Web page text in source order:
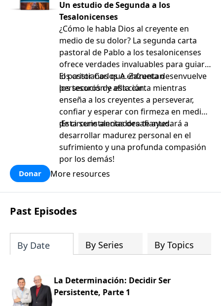
Un estudio de Segunda a los
Tesalonicenses
¿Cómo le habla Dios al creyente en
medio de su dolor? La segunda carta
pastoral de Pablo a los tesalonicenses
ofrece verdades invaluables para guiar a
los cristianos que enfrentan
persecución y aflicción.
El pastor Carlos A. Zazueta desenvuelve
los tesoros de esta carta mientras
enseña a los creyentes a perseverar,
confiar y esperar con firmeza en medio
de circunstancias desafiantes.
¡Esta serie alentadora te ayudará a
desarrollar madurez personal en el
sufrimiento y una profunda compasión
por los demás!
Donar More resources
Past Episodes
By Date By Series By Topics
La Determinación: Decidir Ser
Persistente, Parte 1